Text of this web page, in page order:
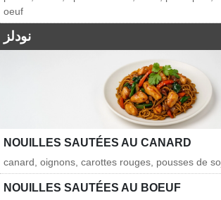
oeuf
نودلز
NOUILLES SAUTÉES AU CANARD
canard, oignons, carottes rouges, pousses de
NOUILLES SAUTÉES AU BOEUF